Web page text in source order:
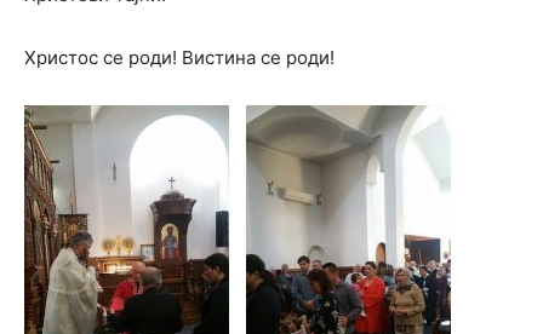
Христос се роди! Вистина се роди!